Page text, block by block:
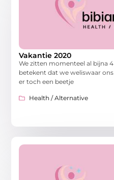
Vakantie 2020
We zitten momenteel al bijna
betekent dat we weliswaar
er toch een beetje
Health / Alternative